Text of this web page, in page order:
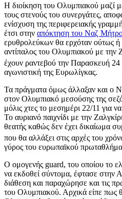
Η διοίκηση του Ολυμπιακού μαζί
τους στενούς του συνεργάτες,
ενίσχυση της περιφερειακής
έτσι στην απόκτηση του Ναζ
ερυθρολεύκων θα ερχόταν ούτως
αντίπαλος του Ολυμπιακού με την
έχουν ραντεβού την Παρασκευή 24
αγωνιστική της Ευρωλίγκας.
Τα πράγματα όμως άλλαξαν και ο
στον Ολυμπιακό μεσούσης της
μόλις χτες το μεσημέρι 22/11 για
Το αυριανό παιχνίδι με την
θεατής καθώς δεν έχει δικαίωμα
που θα αλλάξει στις αρχές του
γύρος του ευρωπαϊκού
Ο ομογενής guard, του οποίου το
να εκδοθεί σύντομα, έφτασε στην
διάθεση και παραχώρησε και τις
του Ολυμπιακού. Αρχικά είπε πως